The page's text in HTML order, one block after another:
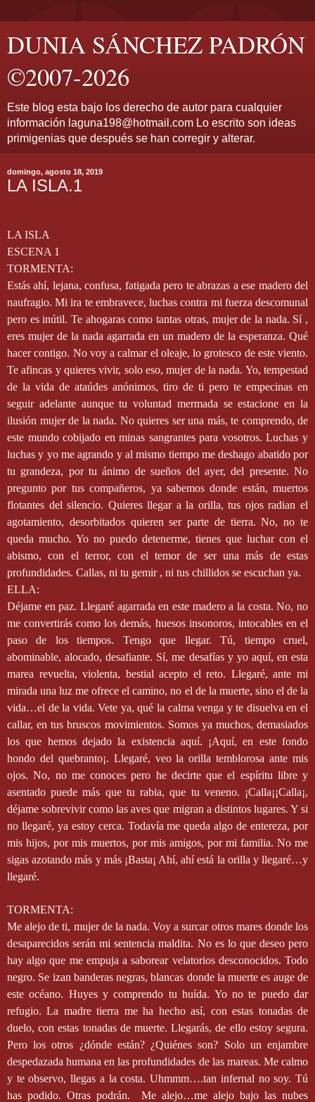
DUNIA SÁNCHEZ PADRÓN
©2007-2026
Este blog esta bajo los derecho de autor para cualquier
información laguna198@hotmail.com Lo escrito son ideas
primigenias que después se han corregir y alterar.
domingo, agosto 18, 2019
LA ISLA.1
LA ISLA
ESCENA 1
TORMENTA:
Estás ahí, lejana, confusa, fatigada pero te abrazas a ese madero del
naufragio. Mi ira te embravece, luchas contra mi fuerza descomunal
pero es inútil. Te ahogaras como tantas otras, mujer de la nada. Sí ,
eres mujer de la nada agarrada en un madero de la esperanza. Qué
hacer contigo. No voy a calmar el oleaje, lo grotesco de este viento.
Te afincas y quieres vivir, solo eso, mujer de la nada. Yo, tempestad
de la vida de ataúdes anónimos, tiro de ti pero te empecinas en
seguir adelante aunque tu voluntad mermada se estacione en la
ilusión mujer de la nada. No quieres ser una más, te comprendo, de
este mundo cobijado en minas sangrantes para vosotros. Luchas y
luchas y yo me agrando y al mismo tiempo me deshago abatido por
tu grandeza, por tu ánimo de sueños del ayer, del presente. No
pregunto por tus compañeros, ya sabemos donde están, muertos
flotantes del silencio. Quieres llegar a la orilla, tus ojos radian el
agotamiento, desorbitados quieren ser parte de tierra. No, no te
queda mucho. Yo no puedo detenerme, tienes que luchar con el
abismo, con el terror, con el temor de ser una más de estas
profundidades. Callas, ni tu gemir , ni tus chillidos se escuchan ya.
ELLA:
Déjame en paz. Llegaré agarrada en este madero a la costa. No, no
me convertirás como los demás, huesos insonoros, intocables en el
paso de los tiempos. Tengo que llegar. Tú, tiempo cruel,
abominable, alocado, desafiante. Sí, me desafías y yo aquí, en esta
marea revuelta, violenta, bestial acepto el reto. Llegaré, ante mi
mirada una luz me ofrece el camino, no el de la muerte, sino el de la
vida…el de la vida. Vete ya, qué la calma venga y te disuelva en el
callar, en tus bruscos movimientos. Somos ya muchos, demasiados
los que hemos dejado la existencia aquí. ¡Aquí, en este fondo
hondo del quebranto¡. Llegaré, veo la orilla temblorosa ante mis
ojos. No, no me conoces pero he decirte que el espíritu libre y
asentado puede más que tu rabia, que tu veneno. ¡Calla¡¡Calla¡,
déjame sobrevivir como las aves que migran a distintos lugares. Y si
no llegaré, ya estoy cerca. Todavía me queda algo de entereza, por
mis hijos, por mis muertos, por mis amigos, por mi familia. No me
sigas azotando más y más ¡Basta¡ Ahí, ahí está la orilla y llegaré…y
llegaré.
TORMENTA:
Me alejo de ti, mujer de la nada. Voy a surcar otros mares donde los
desaparecidos serán mi sentencia maldita. No es lo que deseo pero
hay algo que me empuja a saborear velatorios desconocidos. Todo
negro. Se izan banderas negras, blancas donde la muerte es auge de
este océano. Huyes y comprendo tu huída. Yo no te puedo dar
refugio. La madre tierra me ha hecho así, con estas tonadas de
duelo, con estas tonadas de muerte. Llegarás, de ello estoy segura.
Pero los otros ¿dónde están? ¿Quiénes son? Solo un enjambre
despedazada humana en las profundidades de las mareas. Me calmo
y te observo, llegas a la costa. Uhmmm….tan infernal no soy. Tú
has podido. Otras podrán.
Me alejo…me alejo bajo las nubes